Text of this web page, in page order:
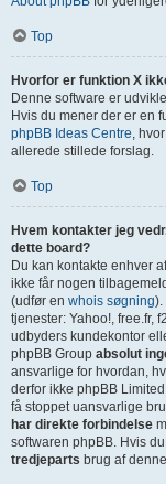
Top
Hvorfor er funktion X
Denne software er
Hvis du mener der er en
phpBB Ideas Centre,
allerede stillede forslag.
Top
Hvem kontakter jeg
dette board?
Du kan kontakte enhver
ikke får nogen
(udfør en whois søgning).
tjenester: Yahoo!, free.fr,
udbyders kundekontor
phpBB Group absolut
ansvarlige for hvordan,
derfor ikke phpBB
få stoppet uansvarlige
har direkte forbindelse
softwaren phpBB. Hvis
tredjeparts brug af